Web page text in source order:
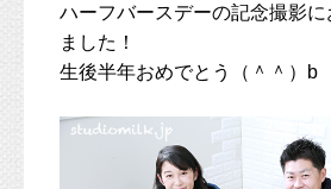
ハーフバースデーの記念撮影に
ました！
生後半年おめでとう（＾＾）b